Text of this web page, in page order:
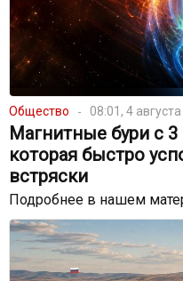
Общество 08:01, 4 августа
Магнитные бури с 3
которая быстро
встряски
Подробнее в нашем